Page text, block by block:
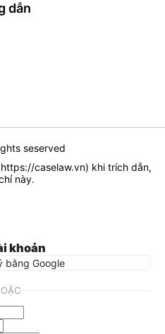
dẫn
seserved
https://caselaw.vn) khi trích dẫn,
này.
khoản
bằng Google